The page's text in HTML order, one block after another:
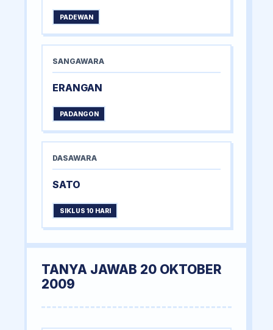
PADEWAN
SANGAWARA
ERANGAN
PADANGON
DASAWARA
SATO
SIKLUS 10 HARI
TANYA JAWAB 20 OKTOBER
2009